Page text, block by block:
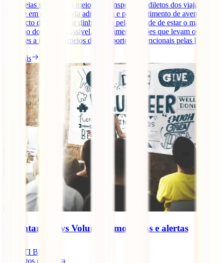
As boleias são um dos meios de transporte prediletos dos viajantes
de hoje em dia; seja pela adrenalina e pelo sentimento de aventura,
pelo facto de se poupar dinheiro ou pela vontade de estar o mais
próximo dos locais possível. Há inúmeras razões que levam os
viajantes a trocar os meios de transporte convencionais pelas [...]
Ler mais
Voluntariado vs Volunturismo: dicas e alertas
IATI Blog
minutos de leitura